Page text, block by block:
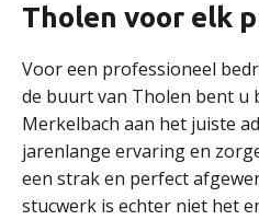
Tholen voor elk
Voor een professioneel
de buurt van Tholen bent u
Merkelbach aan het juiste
jarenlange ervaring en
een strak en perfect
stucwerk is echter niet het